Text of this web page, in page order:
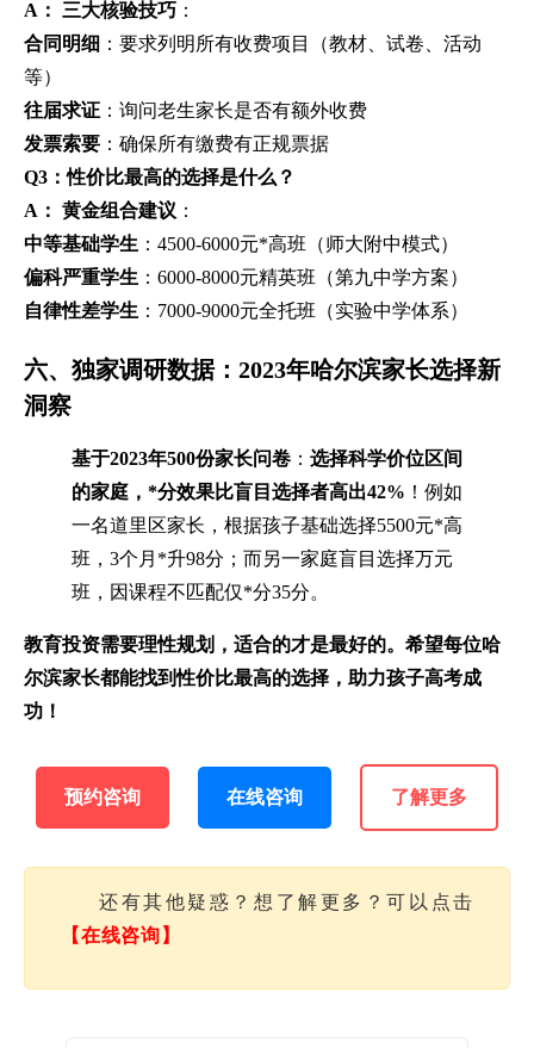
A：
三大核验技巧 ：
合同明细 ：要求列明所有收费项目（教材、试卷、活动
等）
往届求证 ：询问老生家长是否有额外收费
发票索要 ：确保所有缴费有正规票据
Q3：性价比最高的选择是什么？
A： 黄金组合建议 ：
中等基础学生 ：4500-6000元*高班（师大附中模式）
偏科严重学生 ：6000-8000元精英班（第九中学方案）
自律性差学生 ：7000-9000元全托班（实验中学体系）
六、独家调研数据：2023年哈尔滨家长选择新
洞察
基于2023年500份家长问卷 ： 选择科学价位区间
的家庭，*分效果比盲目选择者高出42% ！例如
一名道里区家长，根据孩子基础选择5500元*高
班，3个月*升98分；而另一家庭盲目选择万元
班，因课程不匹配仅*分35分。
教育投资需要理性规划，适合的才是最好的。希望每位哈
尔滨家长都能找到性价比最高的选择，助力孩子高考成
功！
预约咨询 在线咨询 了解更多
还有其他疑惑？想了解更多？可以点击
【在线咨询】